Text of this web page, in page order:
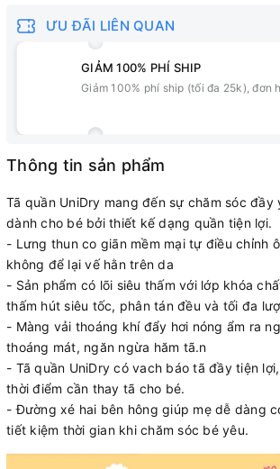
ƯU ĐÃI LIÊN QUAN
GIẢM 100% PHÍ SHIP
Giảm 100% phí ship (tối đa 25k), đơn
Thông tin sản phẩm
Tã quần UniDry mang đến sự chăm sóc đầy
dành cho bé bởi thiết kế dạng quần tiện lợi.
- Lưng thun co giãn mềm mại tự điều chỉnh
không để lại vế hằn trên da
- Sản phẩm có lõi siêu thấm với lớp khóa
thấm hút siêu tốc, phân tán đều và tối đa
- Màng vải thoáng khí đẩy hơi nóng ẩm ra
thoáng mát, ngăn ngừa hăm tã.n
- Tã quần UniDry có vach báo tã đầy tiện
thời điểm cần thay tã cho bé.
- Đường xé hai bên hông giúp mẹ dễ dàng
tiết kiệm thời gian khi chăm sóc bé yêu.